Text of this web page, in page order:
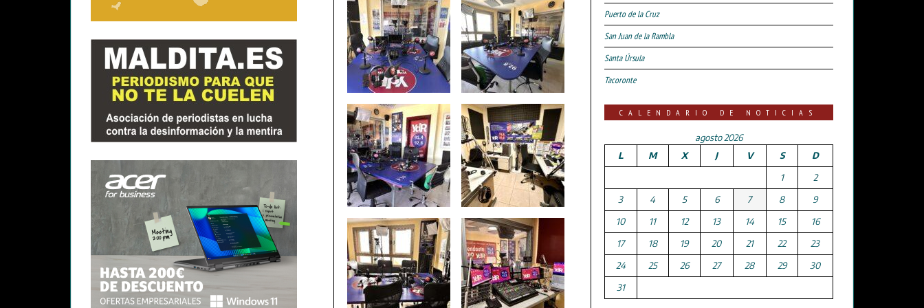
Puerto de la Cruz
San Juan de la Rambla
Santa Úrsula
Tacoronte
CALENDARIO DE NOTICIAS
agosto 2026
L
M X J V S
D
1
2
3
4 5 6 7 8
9
10
11 12 13 14 15
16
17
18 19 20 21 22
23
24
25 26 27 28 29
30
31